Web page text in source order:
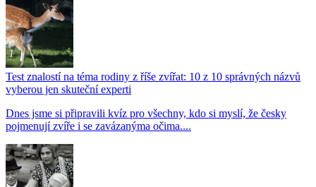
Test znalostí na téma rodiny z říše zvířat: 10 z 10 správných názvů
vyberou jen skuteční experti
Dnes jsme si připravili kvíz pro všechny, kdo si myslí, že česky
pojmenují zvíře i se zavázanýma očima....